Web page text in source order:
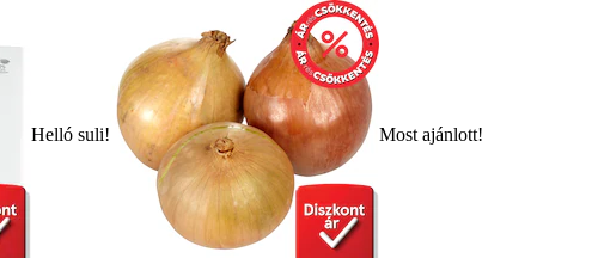
Helló suli! Most ajánlott!